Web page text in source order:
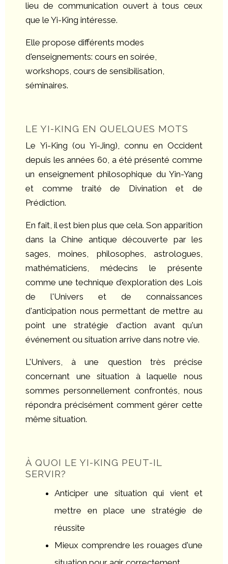
lieu de communication ouvert à tous ceux
que le Yi-King intéresse.
Elle propose différents modes
d'enseignements: cours en soirée,
workshops, cours de sensibilisation,
séminaires.
LE YI-KING EN QUELQUES MOTS
Le Yi-King (ou Yi-Jing), connu en Occident
depuis les années 60, a été présenté comme
un enseignement philosophique du Yin-Yang
et comme traité de Divination et de
Prédiction.
En fait, il est bien plus que cela. Son apparition
dans la Chine antique découverte par les
sages, moines, philosophes, astrologues,
mathématiciens, médecins le présente
comme une technique d'exploration des Lois
de l'Univers et de connaissances
d'anticipation nous permettant de mettre au
point une stratégie d'action avant qu'un
événement ou situation arrive dans notre vie.
L'Univers, à une question très précise
concernant une situation à laquelle nous
sommes personnellement confrontés, nous
répondra précisément comment gérer cette
même situation.
À QUOI LE YI-KING PEUT-IL
SERVIR?
Anticiper une situation qui vient et
mettre en place une stratégie de
réussite
Mieux comprendre les rouages d'une